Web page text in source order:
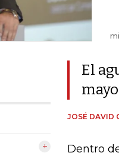
El
JOSÉ DAVID
Dentro